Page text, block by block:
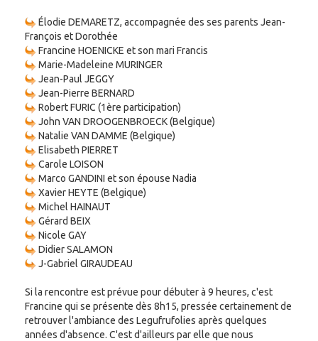
Élodie DEMARETZ, accompagnée des ses parents Jean-
François et Dorothée
Francine HOENICKE et son mari Francis
Marie-Madeleine MURINGER
Jean-Paul JEGGY
Jean-Pierre BERNARD
Robert FURIC (1ère participation)
John VAN DROOGENBROECK (Belgique)
Natalie VAN DAMME (Belgique)
Elisabeth PIERRET
Carole LOISON
Marco GANDINI et son épouse Nadia
Xavier HEYTE (Belgique)
Michel HAINAUT
Gérard BEIX
Nicole GAY
Didier SALAMON
J-Gabriel GIRAUDEAU
Si la rencontre est prévue pour débuter à 9 heures, c'est
Francine qui se présente dès 8h15, pressée certainement de
retrouver l'ambiance des Legufrufolies après quelques
années d'absence. C'est d'ailleurs par elle que nous